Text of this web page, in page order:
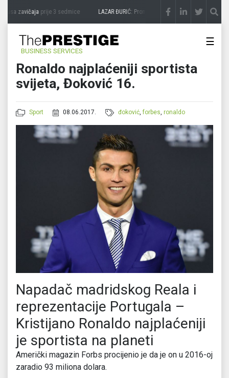
zavičajaprije 3 sedmice LAZAR ĐURIĆ: Promocija potencijal pretvara u
BUSINESS SERVICES
☰
Ronaldo najplaćeniji sportista
svijeta, Đoković 16.
Sport 08.06.2017. đoković,forbes,ronaldo
Napadač madridskog Reala i
reprezentacije Portugala –
Kristijano Ronaldo najplaćeniji
je sportista na planeti
Američki magazin Forbs procijenio je da je on u 2016-oj
zaradio 93 miliona dolara.